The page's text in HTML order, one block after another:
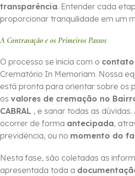
transparência. Entender cada
proporcionar tranquilidade em um
A Contratação e os Primeiros Passos
O processo se inicia com o
Crematório In Memoriam. Nossa
está pronta para orientar sobre os
os valores de cremação no Bairro
CABRAL , e sanar todas as
ocorrer de forma ante­cipada,
previdência, ou no momento do
Nesta fase, são coletadas as
apresentada toda a